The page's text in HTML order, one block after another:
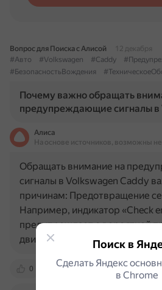
Вопрос для Поиска с Алисой
12 декабря
#Авто
#Volkswagen #Caddy
#БезопасностьВождения
Почему важно обращать
предупреждающие сигналы в
Алиса
На основе источников, возможны
0 autonomia.ru
Обращать внимание на
сигналы в Volkswagen Caddy
причинам: Предотвращение
Например, индикатор «Check
предупреждает о вероятной
двигателем. Неисправность
Поиск в
Сделать Яндекс
в Сhrome